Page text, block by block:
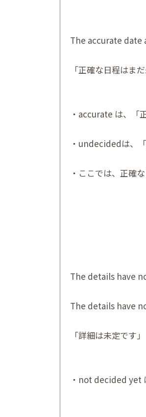
The accurate
「正確な日程はま
・accurate は、「
・undecidedは、
・ここでは、正確
The details have
The details have
「詳細は未定です」
・not decided yet